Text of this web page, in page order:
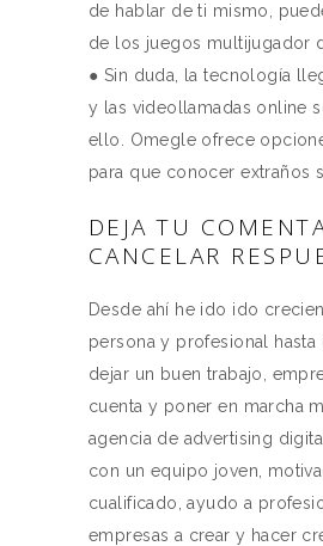
de hablar de ti mismo,
de los juegos multijugador
● Sin duda, la tecnología
y las videollamadas online
ello. Omegle ofrece
para que conocer extraños
DEJA TU
CANCELAR
Desde ahí he ido ido
persona y profesional
dejar un buen trabajo,
cuenta y poner en marcha
agencia de advertising
con un equipo joven,
cualificado, ayudo a
empresas a crear y hacer